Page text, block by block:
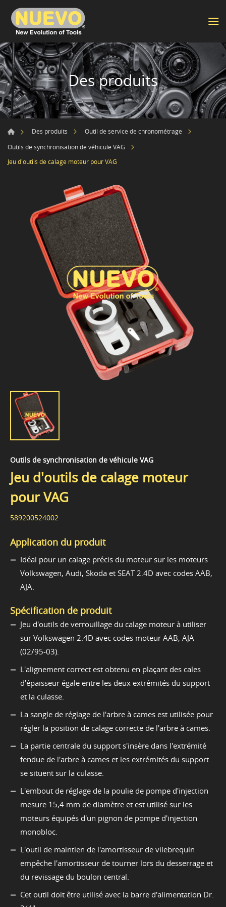
Des produits
Des produits
Outil de service de chronométrage
Outils de synchronisation de véhicule VAG
Jeu d'outils de calage moteur pour VAG
Outils de synchronisation de véhicule VAG
Jeu d'outils de calage moteur
pour VAG
589200524002
Application du produit
Idéal pour un calage précis du moteur sur les moteurs
Volkswagen, Audi, Skoda et SEAT 2.4D avec codes AAB,
AJA.
Spécification de produit
Jeu d'outils de verrouillage du calage moteur à utiliser
sur Volkswagen 2.4D avec codes moteur AAB, AJA
(02/95-03).
L'alignement correct est obtenu en plaçant des cales
d'épaisseur égale entre les deux extrémités du support
et la culasse.
La sangle de réglage de l'arbre à cames est utilisée pour
régler la position de calage correcte de l'arbre à cames.
La partie centrale du support s'insère dans l'extrémité
fendue de l'arbre à cames et les extrémités du support
se situent sur la culasse.
L'embout de réglage de la poulie de pompe d'injection
mesure 15,4 mm de diamètre et est utilisé sur les
moteurs équipés d'un pignon de pompe d'injection
monobloc.
L'outil de maintien de l'amortisseur de vilebrequin
empêche l'amortisseur de tourner lors du desserrage et
du revissage du boulon central.
Cet outil doit être utilisé avec la barre d'alimentation Dr.